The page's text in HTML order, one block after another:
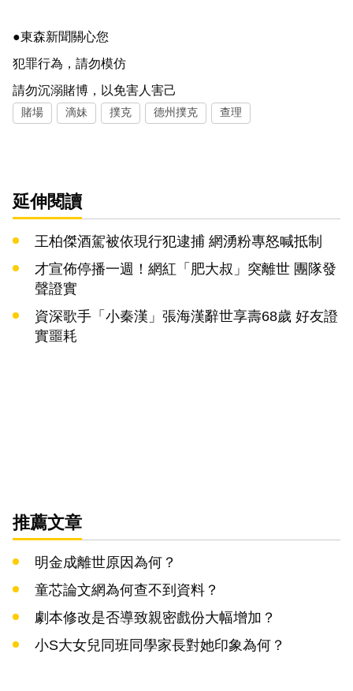
●東森新聞關心您
犯罪行為，請勿模仿
請勿沉溺賭博，以免害人害己
賭場 滴妹 撲克 德州撲克 查理
延伸閱讀
王柏傑酒駕被依現行犯逮捕 網湧粉專怒喊抵制
才宣佈停播一週！網紅「肥大叔」突離世 團隊發
聲證實
資深歌手「小秦漢」張海漢辭世享壽68歲 好友證
實噩耗
推薦文章
明金成離世原因為何？
童芯論文網為何查不到資料？
劇本修改是否導致親密戲份大幅增加？
小S大女兒同班同學家長對她印象為何？